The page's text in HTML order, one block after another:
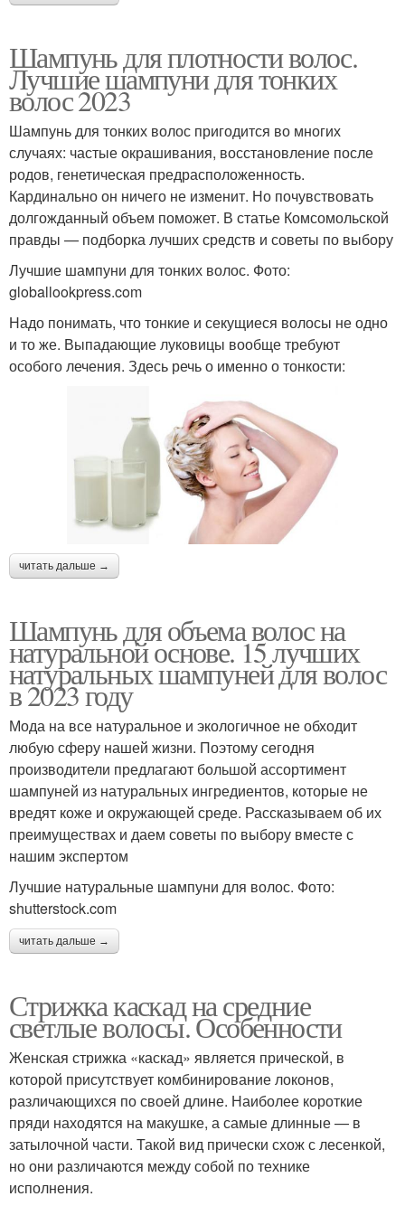
Шампунь для плотности волос.
Лучшие шампуни для тонких
волос 2023
Шампунь для тонких волос пригодится во многих
случаях: частые окрашивания, восстановление после
родов, генетическая предрасположенность.
Кардинально он ничего не изменит. Но почувствовать
долгожданный объем поможет. В статье Комсомольской
правды — подборка лучших средств и советы по выбору
Лучшие шампуни для тонких волос. Фото:
globallookpress.com
Надо понимать, что тонкие и секущиеся волосы не одно
и то же. Выпадающие луковицы вообще требуют
особого лечения. Здесь речь о именно о тонкости:
читать дальше →
Шампунь для объема волос на
натуральной основе. 15 лучших
натуральных шампуней для волос
в 2023 году
Мода на все натуральное и экологичное не обходит
любую сферу нашей жизни. Поэтому сегодня
производители предлагают большой ассортимент
шампуней из натуральных ингредиентов, которые не
вредят коже и окружающей среде. Рассказываем об их
преимуществах и даем советы по выбору вместе с
нашим экспертом
Лучшие натуральные шампуни для волос. Фото:
shutterstock.com
читать дальше →
Стрижка каскад на средние
светлые волосы. Особенности
Женская стрижка «каскад» является прической, в
которой присутствует комбинирование локонов,
различающихся по своей длине. Наиболее короткие
пряди находятся на макушке, а самые длинные — в
затылочной части. Такой вид прически схож с лесенкой,
но они различаются между собой по технике
исполнения.